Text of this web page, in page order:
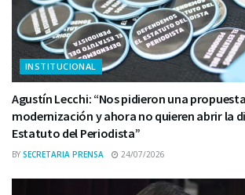
INSTITUCIONAL
Agustín Lecchi: “Nos pidieron una
modernización y ahora no quieren abrir la
Estatuto del Periodista”
BY SECRETARIA PRENSA 24/07/2026